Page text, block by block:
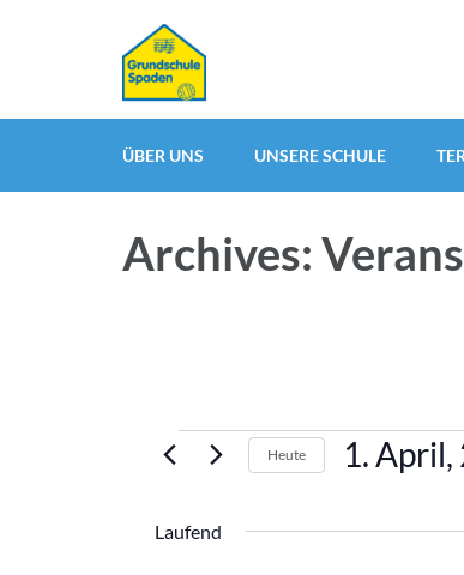
ÜBER UNS UNSERE SCHULE
Archives:
Veranstaltungen
für
1.
April,
Heute 1. April,
wählen.
Laufend